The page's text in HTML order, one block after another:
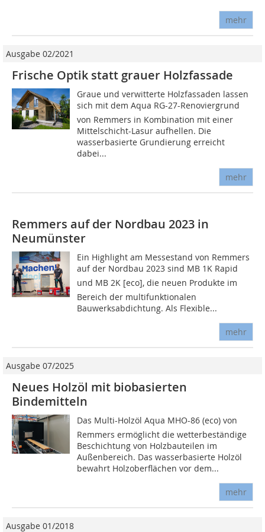
mehr
Ausgabe 02/2021
Frische Optik statt grauer Holzfassade
Graue und verwitterte Holzfassaden lassen
sich mit dem Aqua RG-27-Re­noviergrund
von Remmers in Kombination mit einer
Mittelschicht-Lasur aufhellen. Die
wasserbasierte Grundierung erreicht
dabei...
mehr
Remmers auf der Nordbau 2023 in
Neumünster
Ein Highlight am Messestand von Remmers
auf der Nordbau 2023 sind MB 1K Rapid
und MB 2K [eco], die neuen Produkte im
Bereich der multifunktionalen
Bauwerksabdichtung. Als Flexible...
mehr
Ausgabe 07/2025
Neues Holzöl mit biobasierten
Bindemitteln
Das Multi-Holzöl Aqua MHO-86 (eco) von
Remmers ermöglicht die wetterbeständige
Beschichtung von Holzbauteilen im
Außenbereich. Das wasserbasierte Holzöl
bewahrt Holzoberflächen vor dem...
mehr
Ausgabe 01/2018